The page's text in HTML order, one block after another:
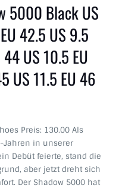
5000 Black US
42.5 US 9.5
US 10.5 EU
US 11.5 EU 46
Preis: 130.00 Als
Jahren in unserer
Debüt feierte, stand die
aber jetzt dreht sich
Der Shadow 5000 hat